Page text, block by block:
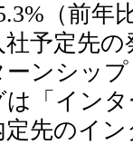
（前年
予定先の
ーンシッ
は「イン
先のイン